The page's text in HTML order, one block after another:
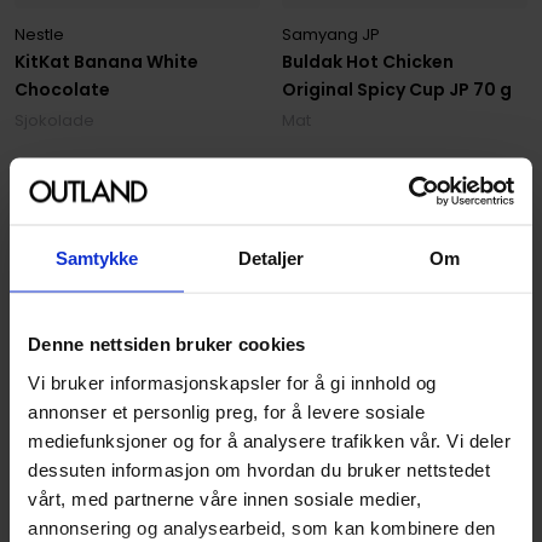
Samtykke Detaljer Om
Denne nettsiden bruker cookies
Vi bruker informasjonskapsler for å gi innhold og
annonser et personlig preg, for å levere sosiale
mediefunksjoner og for å analysere trafikken vår. Vi deler
dessuten informasjon om hvordan du bruker nettstedet
vårt, med partnerne våre innen sosiale medier,
annonsering og analysearbeid, som kan kombinere den
KitKat Banana White
Chocolate
Nestle
Buldak Hot Chicken
Original Spicy Cup JP 70 g
Samyang JP
5900